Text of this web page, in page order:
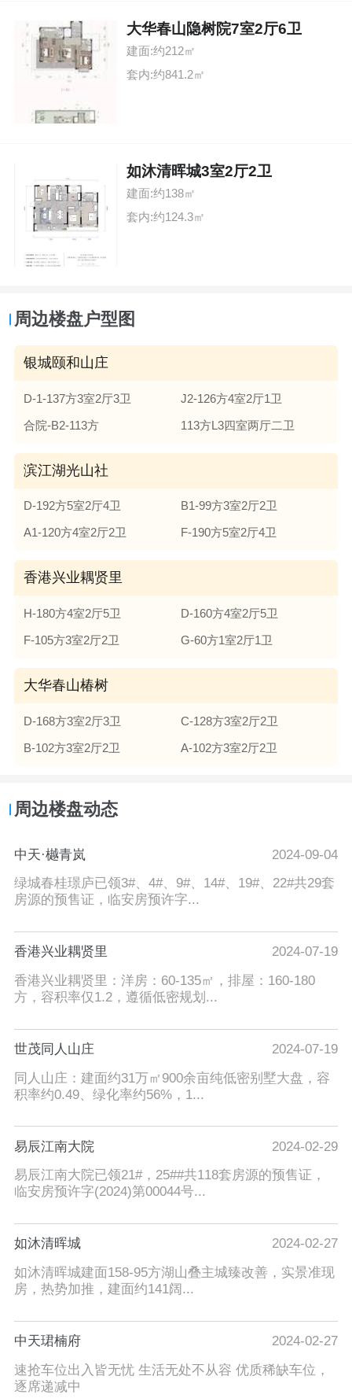
大华春山隐树院7室2厅6卫
建面:约212㎡
套内:约841.2㎡
如沐清晖城3室2厅2卫
建面:约138㎡
套内:约124.3㎡
周边楼盘户型图
银城颐和山庄
D-1-137方3室2厅3卫
J2-126方4室2厅1卫
合院-B2-113方
113方L3四室两厅二卫
滨江湖光山社
D-192方5室2厅4卫
B1-99方3室2厅2卫
A1-120方4室2厅2卫
F-190方5室2厅4卫
香港兴业耦贤里
H-180方4室2厅5卫
D-160方4室2厅5卫
F-105方3室2厅2卫
G-60方1室2厅1卫
大华春山椿树
D-168方3室2厅3卫
C-128方3室2厅2卫
B-102方3室2厅2卫
A-102方3室2厅2卫
周边楼盘动态
中天·樾青岚
2024-09-04
绿城春桂璟庐已领3#、4#、9#、14#、19#、22#共29套
房源的预售证，临安房预许字...
香港兴业耦贤里
2024-07-19
香港兴业耦贤里：洋房：60-135㎡，排屋：160-180
方，容积率仅1.2，遵循低密规划...
世茂同人山庄
2024-07-19
同人山庄：建面约31万㎡900余亩纯低密别墅大盘，容
积率约0.49、绿化率约56%，1...
易辰江南大院
2024-02-29
易辰江南大院已领21#，25##共118套房源的预售证，
临安房预许字(2024)第00044号...
如沐清晖城
2024-02-27
如沐清晖城建面158-95方湖山叠主城臻改善，实景准现
房，热势加推，建面约141阔...
中天珺楠府
2024-02-27
速抢车位出入皆无忧 生活无处不从容 优质稀缺车位，
逐席递减中